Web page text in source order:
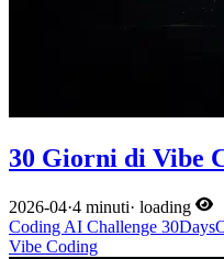
30 Giorni di Vibe
2026-04·4 minuti· loading
Coding AI Challenge
Vibe Coding